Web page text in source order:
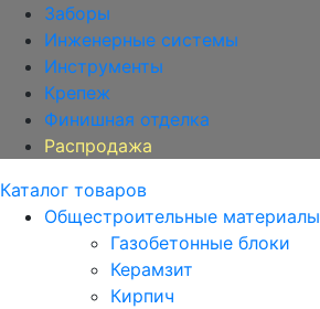
Заборы
Инженерные системы
Инструменты
Крепеж
Финишная отделка
Распродажа
Каталог товаров
Общестроительные материалы
Газобетонные блоки
Керамзит
Кирпич